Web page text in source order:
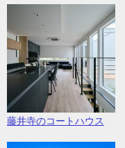
藤井寺のコートハウス